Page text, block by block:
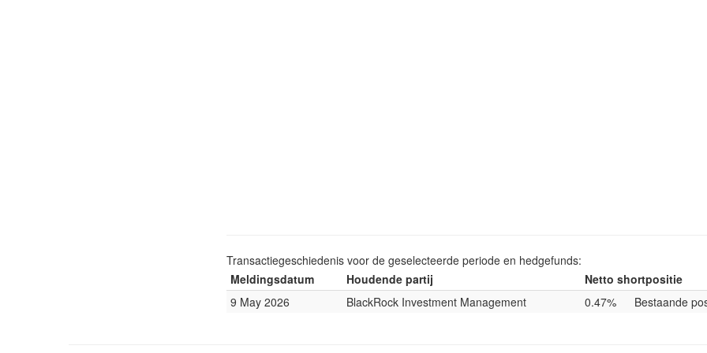
Transactiegeschiedenis voor de geselecteerde periode en hedgefunds:
Meldingsdatum
Houdende partij
Netto shortpositie
9 May 2026
BlackRock Investment Management 0.47% Bestaande